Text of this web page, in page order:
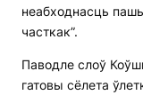
неабходнасць
часткак”.
Паводле слоў
гатовы сёлета